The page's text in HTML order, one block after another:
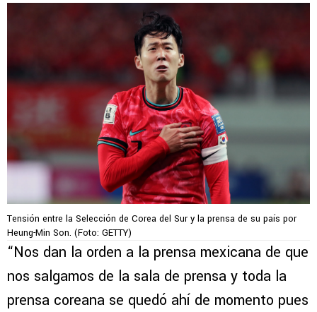
Tensión entre la Selección de Corea del Sur y la prensa de su país por
Heung-Min Son. (Foto: GETTY)
“Nos dan la orden a la prensa mexicana de que
nos salgamos de la sala de prensa y toda la
prensa coreana se quedó ahí de momento pues